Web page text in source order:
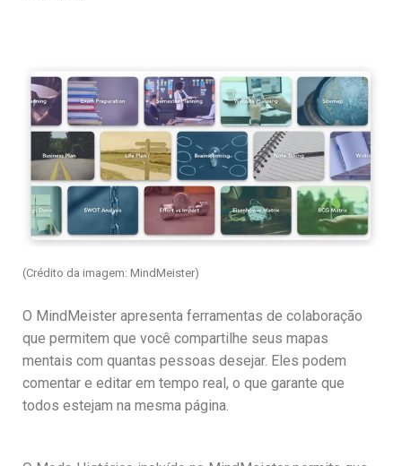
(Crédito da imagem: MindMeister)
O MindMeister apresenta ferramentas de colaboração
que permitem que você compartilhe seus mapas
mentais com quantas pessoas desejar. Eles podem
comentar e editar em tempo real, o que garante que
todos estejam na mesma página.